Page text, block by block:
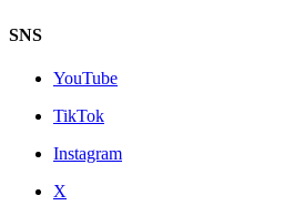
SNS
YouTube
TikTok
Instagram
X